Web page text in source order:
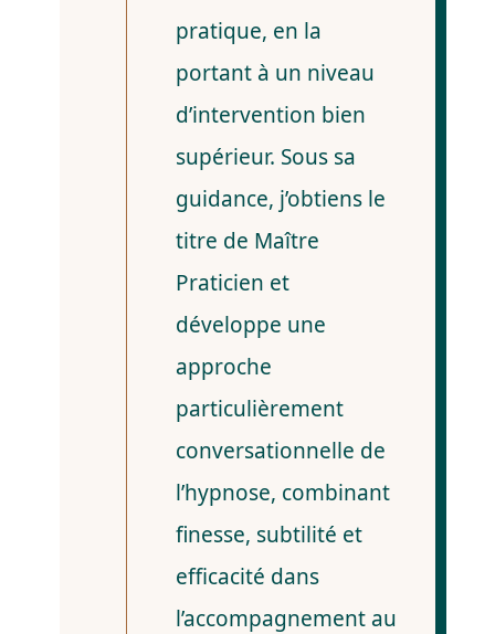
pratique, en la
portant à un niveau
d’intervention bien
supérieur. Sous sa
guidance, j’obtiens le
titre de Maître
Praticien et
développe une
approche
particulièrement
conversationnelle de
l’hypnose, combinant
finesse, subtilité et
efficacité dans
l’accompagnement au